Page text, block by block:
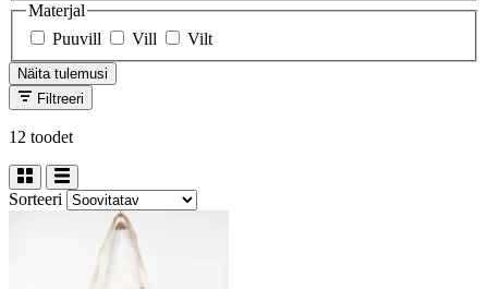
Materjal
Puuvill
Vill Vilt
Näita tulemusi
Filtreeri
12 toodet
Sorteeri